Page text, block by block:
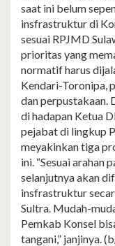
saat ini belum
insfrastruktur di
sesuai RPJMD
prioritas yang
normatif harus
Kendari-Toronipa,
dan perpustakaan.
di hadapan Ketua
pejabat di lingkup
meyakinkan tiga
ini. “Sesuai arahan
selanjutnya akan
insfrastruktur
Sultra. Mudah-
Pemkab Konsel
tangani,” janjinya.